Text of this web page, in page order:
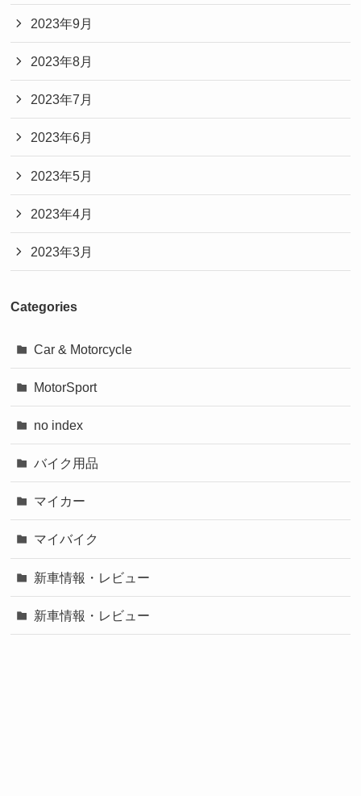
2023年9月
2023年8月
2023年7月
2023年6月
2023年5月
2023年4月
2023年3月
Categories
Car & Motorcycle
MotorSport
no index
バイク用品
マイカー
マイバイク
新車情報・レビュー
新車情報・レビュー